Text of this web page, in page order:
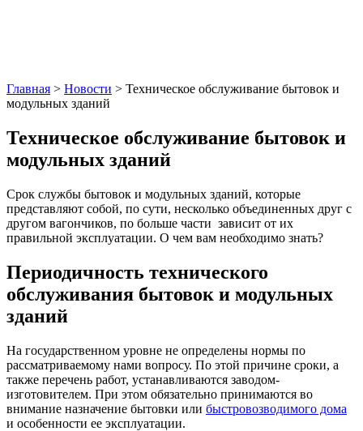
Главная > Новости > Техническое обслуживание бытовок и
модульных зданий
Техническое обслуживание бытовок и
модульных зданий
Срок службы бытовок и модульных зданий, которые
представляют собой, по сути, несколько объединенных друг с
другом вагончиков, по больше части зависит от их
правильной эксплуатации. О чем вам необходимо знать?
Периодичность технического
обслуживания бытовок и модульных
зданий
На государственном уровне не определены нормы по
рассматриваемому нами вопросу. По этой причине сроки, а
также перечень работ, устанавливаются заводом-
изготовителем. При этом обязательно принимаются во
внимание назначение бытовки или быстровозводимого дома
и особенности ее эксплуатации.